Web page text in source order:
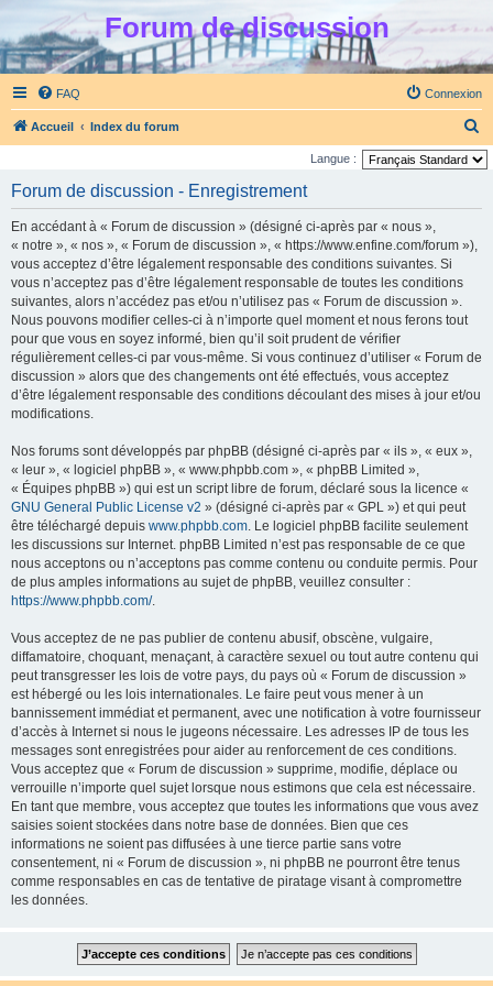
Forum de discussion
FAQ Connexion
Accueil Index du forum
e
Langue :
Forum de discussion - Enregistrement
En accédant à « Forum de discussion » (désigné ci-après par « nous »,
« notre », « nos », « Forum de discussion », « https://www.enfine.com/forum »),
vous acceptez d’être légalement responsable des conditions suivantes. Si
vous n’acceptez pas d’être légalement responsable de toutes les conditions
suivantes, alors n’accédez pas et/ou n’utilisez pas « Forum de discussion ».
Nous pouvons modifier celles-ci à n’importe quel moment et nous ferons tout
pour que vous en soyez informé, bien qu’il soit prudent de vérifier
régulièrement celles-ci par vous-même. Si vous continuez d’utiliser « Forum de
discussion » alors que des changements ont été effectués, vous acceptez
d’être légalement responsable des conditions découlant des mises à jour et/ou
modifications.
Nos forums sont développés par phpBB (désigné ci-après par « ils », « eux »,
« leur », « logiciel phpBB », « www.phpbb.com », « phpBB Limited »,
« Équipes phpBB ») qui est un script libre de forum, déclaré sous la licence «
GNU General Public License v2 » (désigné ci-après par « GPL ») et qui peut
être téléchargé depuis www.phpbb.com. Le logiciel phpBB facilite seulement
les discussions sur Internet. phpBB Limited n’est pas responsable de ce que
nous acceptons ou n’acceptons pas comme contenu ou conduite permis. Pour
de plus amples informations au sujet de phpBB, veuillez consulter :
https://www.phpbb.com/.
Vous acceptez de ne pas publier de contenu abusif, obscène, vulgaire,
diffamatoire, choquant, menaçant, à caractère sexuel ou tout autre contenu qui
peut transgresser les lois de votre pays, du pays où « Forum de discussion »
est hébergé ou les lois internationales. Le faire peut vous mener à un
bannissement immédiat et permanent, avec une notification à votre fournisseur
d’accès à Internet si nous le jugeons nécessaire. Les adresses IP de tous les
messages sont enregistrées pour aider au renforcement de ces conditions.
Vous acceptez que « Forum de discussion » supprime, modifie, déplace ou
verrouille n’importe quel sujet lorsque nous estimons que cela est nécessaire.
En tant que membre, vous acceptez que toutes les informations que vous avez
saisies soient stockées dans notre base de données. Bien que ces
informations ne soient pas diffusées à une tierce partie sans votre
consentement, ni « Forum de discussion », ni phpBB ne pourront être tenus
comme responsables en cas de tentative de piratage visant à compromettre
les données.